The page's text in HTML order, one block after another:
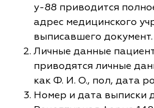
у-88 приводится
адрес медицинского
выписавшего документ.
Личные данные
приводятся личные
как Ф. И. О., пол, дата
Номер и дата выписки